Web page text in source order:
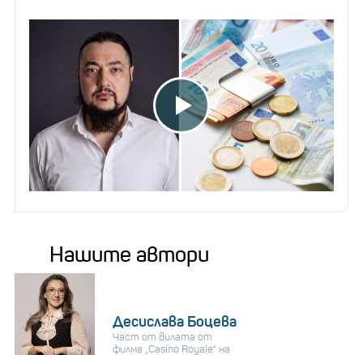
Нашите автори
Десислава Боцева
Част от вилата от
филма „Casino Royale“ на